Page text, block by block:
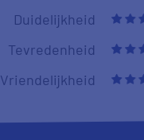
Duidelijkheid
Tevredenheid
Vriendelijkheid